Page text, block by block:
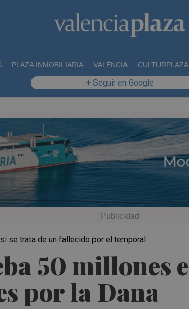
PLAZA INMOBILIARIA VALÈNCIA CULTURPLAZA
+ Seguir en Google
50 millones
por la Dana
se trata de un fallecido por el temporal